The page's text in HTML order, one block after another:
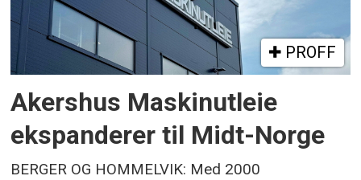
PROFF
Akershus Maskinutleie
ekspanderer til Midt-Norge
BERGER OG HOMMELVIK: Med 2000